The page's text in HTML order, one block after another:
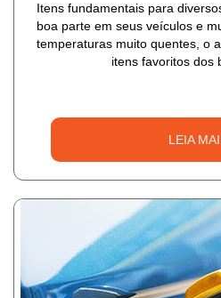
Itens fundamentais para
boa parte em seus veículos e
temperaturas muito quentes, o
itens favoritos dos
LEIA